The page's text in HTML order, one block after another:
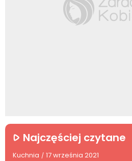
Najczęściej czytane
Kuchnia / 17 września 2021